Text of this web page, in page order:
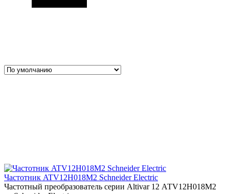
Частотник ATV12H018M2 Schneider Electric
Частотный преобразователь серии Altivar 12 АТV12Н018М2